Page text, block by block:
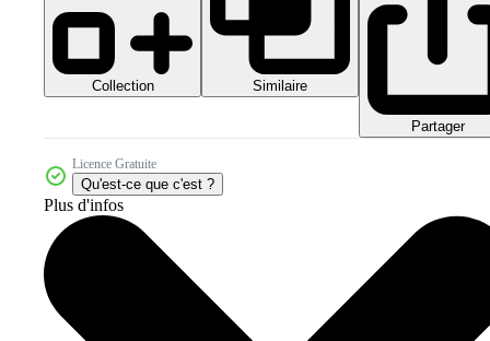
Collection Similaire
Partager
Licence Gratuite
Qu'est-ce que c'est ?
Plus d'infos